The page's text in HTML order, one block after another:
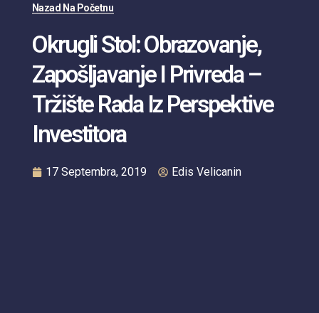
Nazad Na Početnu
Okrugli Stol: Obrazovanje,
Zapošljavanje I Privreda –
Tržište Rada Iz Perspektive
Investitora
17 Septembra, 2019 Edis Velicanin